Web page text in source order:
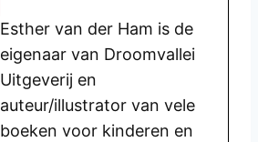
Esther van der Ham is de
eigenaar van Droomvallei
Uitgeverij en
auteur/illustrator van vele
boeken voor kinderen en